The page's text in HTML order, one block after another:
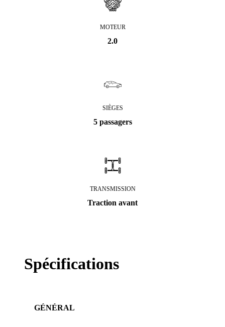
MOTEUR
2.0
SIÈGES
5 passagers
TRANSMISSION
Traction avant
Spécifications
GÉNÉRAL